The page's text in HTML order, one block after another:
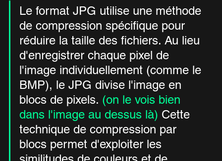
Le format JPG utilise une méthode
de compression spécifique pour
réduire la taille des fichiers. Au lieu
d'enregistrer chaque pixel de
l'image individuellement (comme le
BMP), le JPG divise l'image en
blocs de pixels. (on le vois bien
dans l'image au dessus là) Cette
technique de compression par
blocs permet d'exploiter les